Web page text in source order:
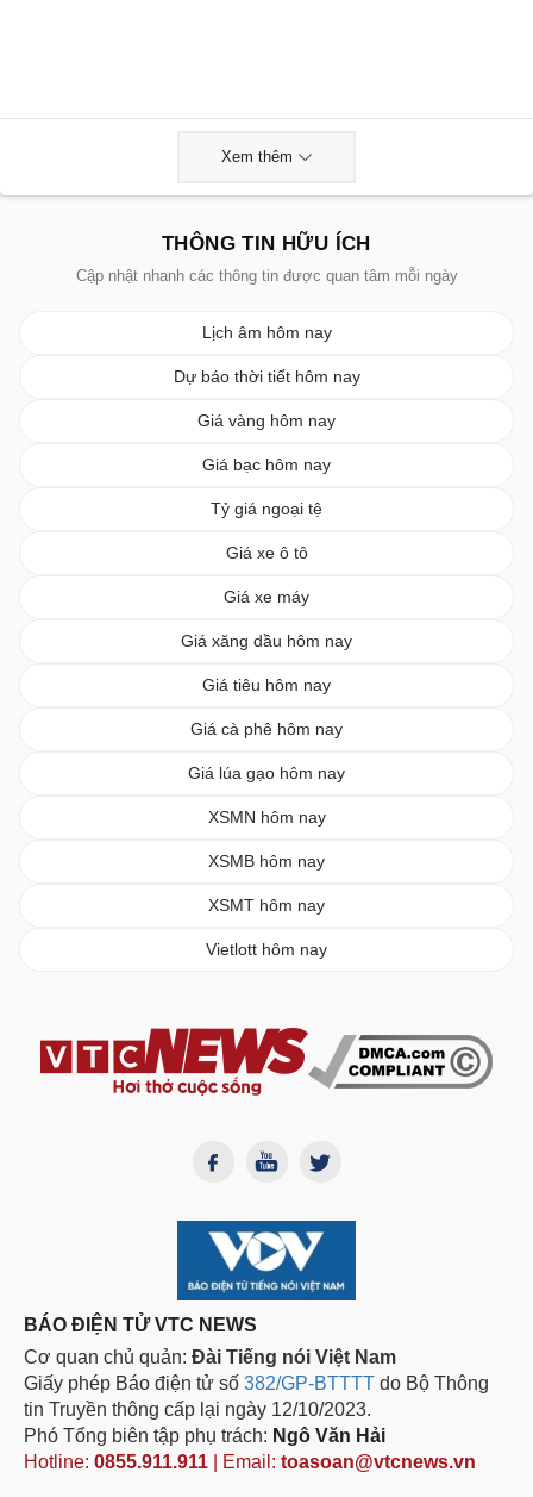
Xem thêm
THÔNG TIN HỮU ÍCH
Cập nhật nhanh các thông tin được quan tâm mỗi ngày
Lịch âm hôm nay
Dự báo thời tiết hôm nay
Giá vàng hôm nay
Giá bạc hôm nay
Tỷ giá ngoại tệ
Giá xe ô tô
Giá xe máy
Giá xăng dầu hôm nay
Giá tiêu hôm nay
Giá cà phê hôm nay
Giá lúa gạo hôm nay
XSMN hôm nay
XSMB hôm nay
XSMT hôm nay
Vietlott hôm nay
BÁO ĐIỆN TỬ VTC NEWS
Cơ quan chủ quản: Đài Tiếng nói Việt Nam
Giấy phép Báo điện tử số 382/GP-BTTTT do Bộ Thông
tin Truyền thông cấp lại ngày 12/10/2023.
Phó Tổng biên tập phụ trách: Ngô Văn Hải
Hotline: 0855.911.911 | Email: toasoan@vtcnews.vn